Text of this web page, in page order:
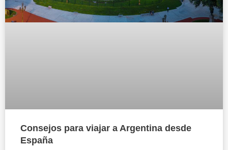
Consejos para viajar a Argentina desde
España